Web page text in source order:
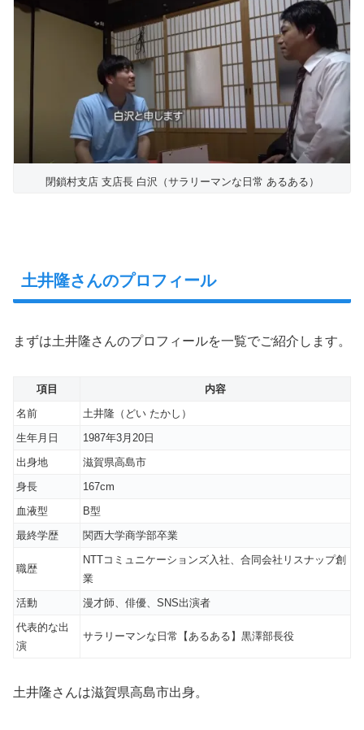
閉鎖村支店 支店長 白沢（サラリーマンな日常 あるある）
土井隆さんのプロフィール
まずは土井隆さんのプロフィールを一覧でご紹介します。
項目
内容
名前
土井隆（どい たかし）
生年月日
1987年3月20日
出身地
滋賀県高島市
身長
167cm
血液型
B型
最終学歴
関西大学商学部卒業
職歴
NTTコミュニケーションズ入社、合同会社リスナップ創
業
活動
漫才師、俳優、SNS出演者
代表的な出
演
サラリーマンな日常【あるある】黒澤部長役
土井隆さんは滋賀県高島市出身。